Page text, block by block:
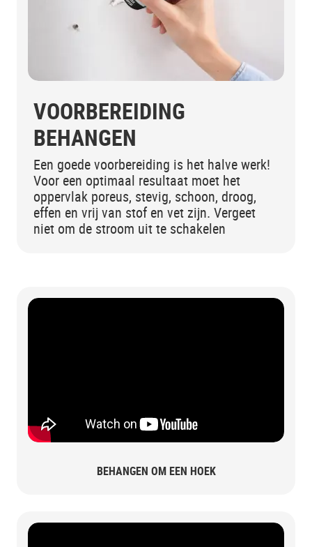
VOORBEREIDING
BEHANGEN
Een goede voorbereiding is het halve werk!
Voor een optimaal resultaat moet het
oppervlak poreus, stevig, schoon, droog,
effen en vrij van stof en vet zijn. Vergeet
niet om de stroom uit te schakelen
BEHANGEN OM EEN HOEK